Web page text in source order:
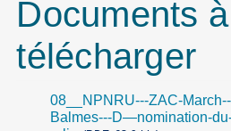
Documents à
télécharger
08__NPNRU---ZAC-
Balmes---D—nomination-